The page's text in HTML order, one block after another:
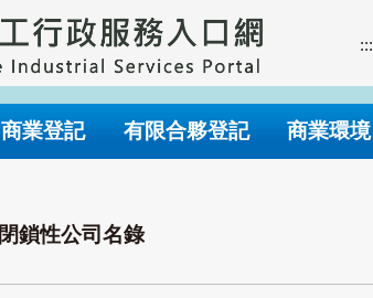
:::
商業登記 有限合夥登記 商業環境
閉鎖性公司名錄